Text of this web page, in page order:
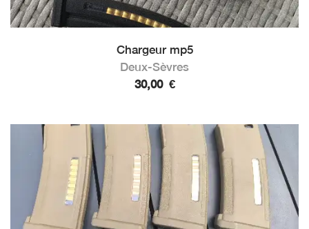
Chargeur mp5
Deux-Sèvres
30,00 €